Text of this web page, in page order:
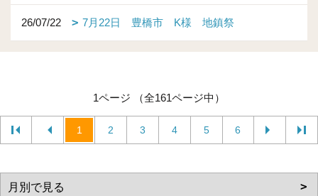
26/07/22 7月22日 豊橋市 K様 地鎮祭
1ページ （全161ページ中）
1 2 3 4 5 6